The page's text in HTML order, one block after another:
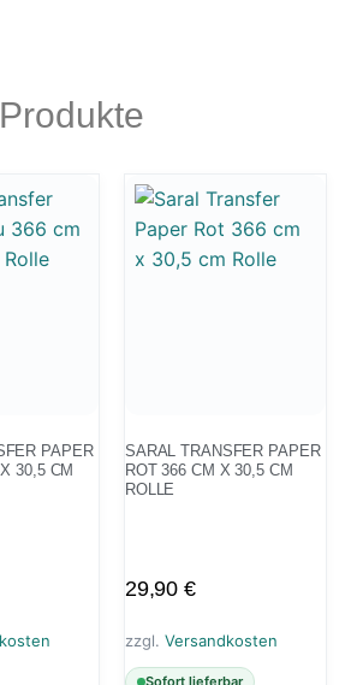
PAPER
30,5 CM
SARAL TRANSFER PAPER
ROT 366 CM X 30,5 CM
ROLLE
29,90 €
zzgl. Versandkosten
Sofort lieferbar